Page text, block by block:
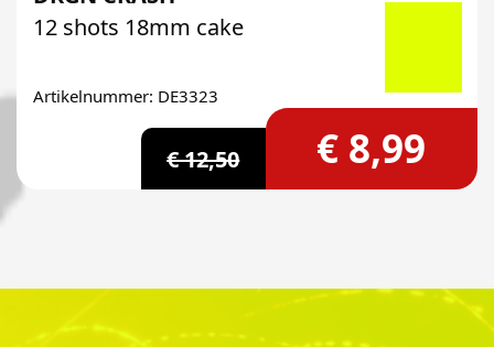
12 shots 18mm cake
Artikelnummer: DE3323
€ 12,50 € 8,99